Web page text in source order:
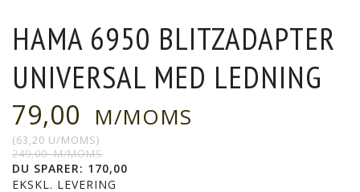
HAMA 6950 BLITZADAPTER
UNIVERSAL MED LEDNING
79,00 M/MOMS
(63,20 U/MOMS)
249,00M/MOMS
DU SPARER: 170,00
EKSKL. LEVERING